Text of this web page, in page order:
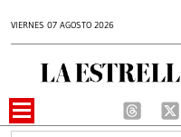
VIERNES 07 AGOSTO 2026